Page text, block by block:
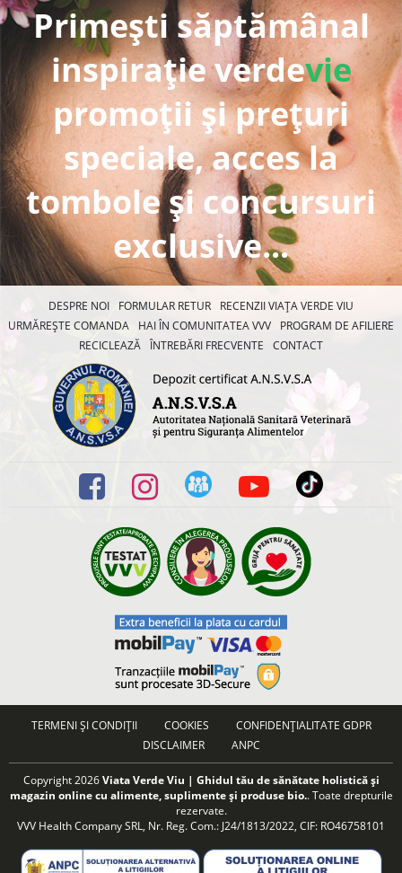
Primești săptămânal
inspirație verdevie
promoții și prețuri
speciale, acces la
tombole și concursuri
exclusive...
DESPRE NOI FORMULAR RETUR
RECENZII VIAȚA VERDE VIU
URMĂREȘTE COMANDA
HAI ÎN COMUNITATEA VVV
PROGRAM DE AFILIERE
RECICLEAZĂ ÎNTREBĂRI FRECVENTE CONTACT
TERMENI ȘI CONDIȚII COOKIES
CONFIDENȚIALITATE GDPR
DISCLAIMER
ANPC
Copyright 2026Viata Verde Viu | Ghidul tău de sănătate holistică și
magazin online cu alimente, suplimente și produse bio.. Toate drepturile
rezervate.
VVV Health Company SRL, Nr. Reg. Com.: J24/1813/2022, CIF: RO46758101